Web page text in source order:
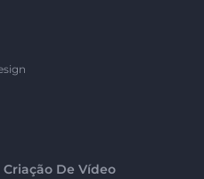
De Vídeo